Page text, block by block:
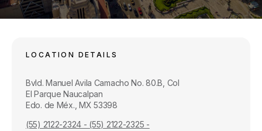
LOCATION DETAILS
Bvld. Manuel Avila Camacho No. 80.B, Col
El Parque Naucalpan
Edo. de Méx., MX 53398
(55) 2122-2324 - (55) 2122-2325 -